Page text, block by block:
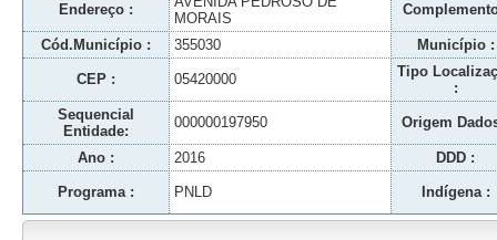
Endereço :
MORAIS
Cód.Município : 355030 Município :
CEP : 05420000
Tipo
:
Sequencial
Entidade:
000000197950 Origem
Ano : 2016 DDD :
Programa : PNLD Indígena :